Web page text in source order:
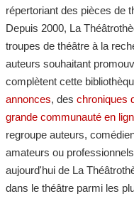
répertoriant des pièces de
Depuis 2000, La
troupes de théâtre à la
auteurs souhaitant
complètent cette
annonces, des chroniques
grande communauté en
regroupe auteurs,
amateurs ou
aujourd'hui de La
dans le théâtre parmi les